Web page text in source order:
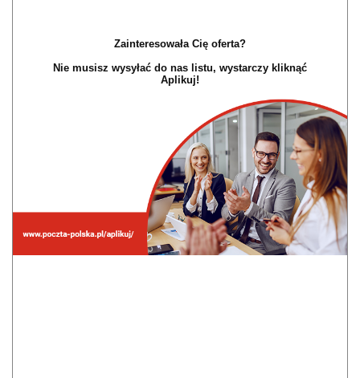
Zainteresowała Cię oferta?
Nie musisz wysyłać do nas listu, wystarczy kliknąć
Aplikuj!